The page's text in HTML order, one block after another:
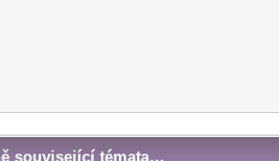
související témata…